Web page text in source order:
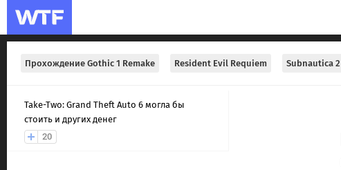
Прохождение Gothic 1 Remake Resident Evil Requiem Subnautica 2
Take-Two: Grand Theft Auto 6 могла бы
стоить и других денег
20